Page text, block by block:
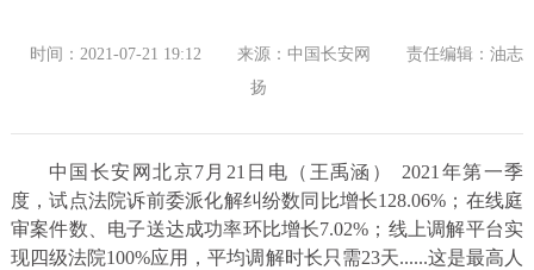
时间：2021-07-21 19:12 来源：中国长安网
责任编辑：油志
扬
中国长安网北京7月21日电（王禹涵） 2021年第一季
度，试点法院诉前委派化解纠纷数同比增长128.06%；在线庭
审案件数、电子送达成功率环比增长7.02%；线上调解平台实
现四级法院100%应用，平均调解时长只需23天......这是最高人